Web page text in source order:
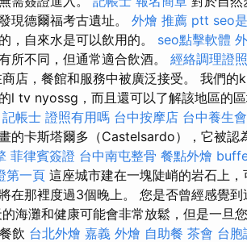
現德爾福考古遺址。 外燴 推薦 ptt seo
，自來水是可以飲用的。 seo點擊軟體
所不同，但通常適合飲酒。 經絡調理證照
店，餐館和服務中被廣泛接受。 我們
l tv nyossg，而且還可以了解該地區的
記帳士 證照有用嗎 台中按摩店 台中養生
的卡斯塔爾多（Castelsardo），它被認
菲律賓簽證 台中南屯整骨 餐點外燴
第一頁 這座城市建在一塊陡峭的岩石上
在那裡度過3個晚上。 您是否曾經感覺
海灘和健康可能會非常放鬆，但是一旦
飲 台北外燴 嘉義 外燴 自助餐 茶會 台胞